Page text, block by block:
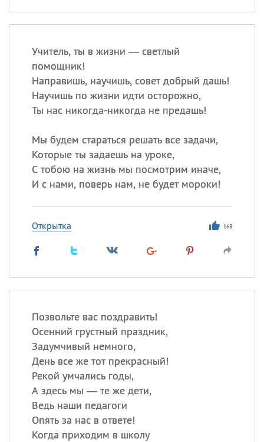
Учитель, ты в жизни — светлый
помощник!
Направишь, научишь, совет добрый дашь!
Научишь по жизни идти осторожно,
Ты нас никогда-никогда не предашь!
Мы будем стараться решать все задачи,
Которые ты задаешь на уроке,
С тобою на жизнь мы посмотрим иначе,
И с нами, поверь нам, не будет мороки!
Открытка 168
Позвольте вас поздравить!
Осенний грустный праздник,
Задумчивый немного,
День все же тот прекрасный!
Рекой умчались годы,
А здесь мы — те же дети,
Ведь наши педагоги
Опять за нас в ответе!
Когда приходим в школу